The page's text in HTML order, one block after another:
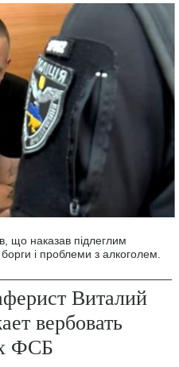
що наказав підлеглим
і проблеми з алкоголем.
Виталий
вербовать
ФСБ